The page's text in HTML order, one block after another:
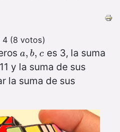
4 (8 votos)
a, b, c
a,b,c es 3, la suma
y la suma de sus
la suma de sus